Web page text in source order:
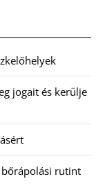
jogait és kerülje
rutint